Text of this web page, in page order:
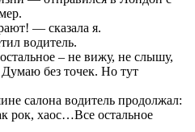
— сказала я.
водитель.
– не вижу, не слышу,
без точек. Но тут
салона водитель продолжал:
рок, хаос…Все остальное